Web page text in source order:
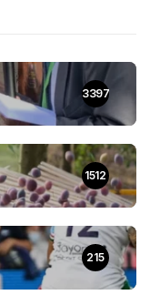
3397
1512
215